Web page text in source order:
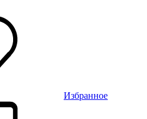
Избранное